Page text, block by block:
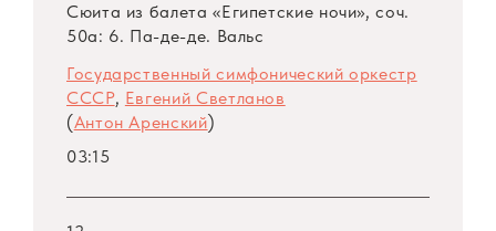
Сюита из балета «Египетские ночи», соч.
50а: 6. Па-де-де. Вальс
Государственный симфонический оркестр
СССР, Евгений Светланов
(Антон Аренский)
03:15